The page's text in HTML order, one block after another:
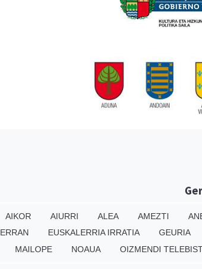
AIKOR AIURRI ALEA AMEZTI
ERRAN EUSKALERRIA IRRATIA GEURIA
MAILOPE NOAUA OIZMENDI